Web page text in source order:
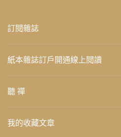
訂閱雜誌
紙本雜誌訂戶開通線上閱讀
聽 禪
我的收藏文章